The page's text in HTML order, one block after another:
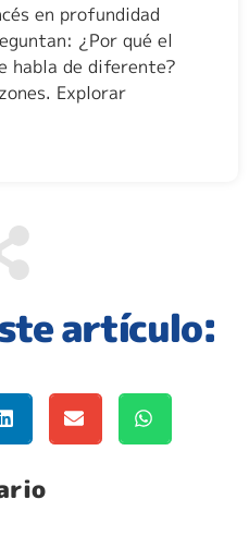
en profundidad
¿Por qué el
habla de diferente?
Explorar
artículo: